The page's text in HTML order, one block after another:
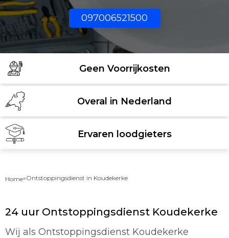
097006521500
Geen Voorrijkosten
Overal in Nederland
Ervaren loodgieters
Home»Ontstoppingsdienst in Koudekerke
24 uur Ontstoppingsdienst Koudekerke
Wij als Ontstoppingsdienst Koudekerke